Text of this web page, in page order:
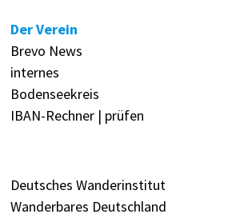
Der Verein
Brevo News
internes
Bodenseekreis
IBAN-Rechner | prüfen
Deutsches Wanderinstitut
Wanderbares Deutschland